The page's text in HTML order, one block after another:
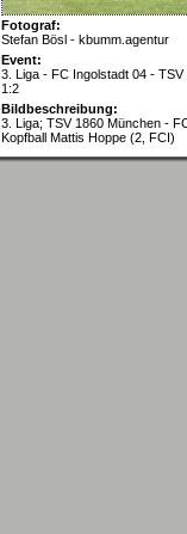
Fotograf:
Stefan Bösl - kbumm.agentur
Event:
3. Liga - FC Ingolstadt 04 -
1:2
Bildbeschreibung:
3. Liga; TSV 1860 München -
Kopfball Mattis Hoppe (2, FCI)